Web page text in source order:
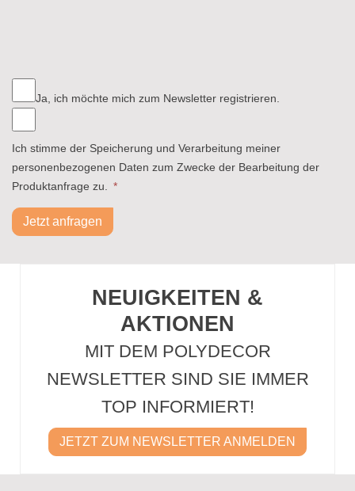
Ja, ich möchte mich zum Newsletter registrieren.
Ich stimme der Speicherung und Verarbeitung meiner
personenbezogenen Daten zum Zwecke der Bearbeitung der
Produktanfrage zu.
*
Jetzt anfragen
NEUIGKEITEN &
AKTIONEN
MIT DEM POLYDECOR
NEWSLETTER SIND SIE IMMER
TOP INFORMIERT!
JETZT ZUM NEWSLETTER ANMELDEN